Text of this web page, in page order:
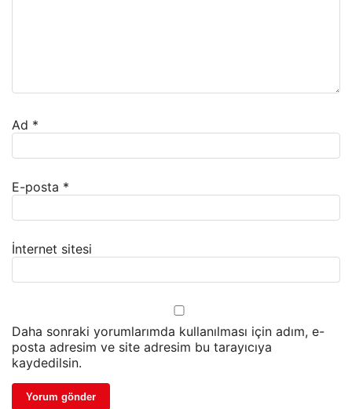
Ad *
E-posta *
İnternet sitesi
Daha sonraki yorumlarımda kullanılması için adım, e-
posta adresim ve site adresim bu tarayıcıya
kaydedilsin.